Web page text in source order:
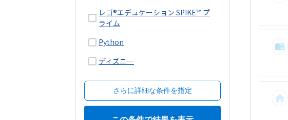
レゴ®エデュケーション SPIKE™ プ
ライム
Python
ディズニー
さらに詳細な条件を指定